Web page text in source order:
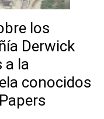
los
Derwick
a la
conocidos